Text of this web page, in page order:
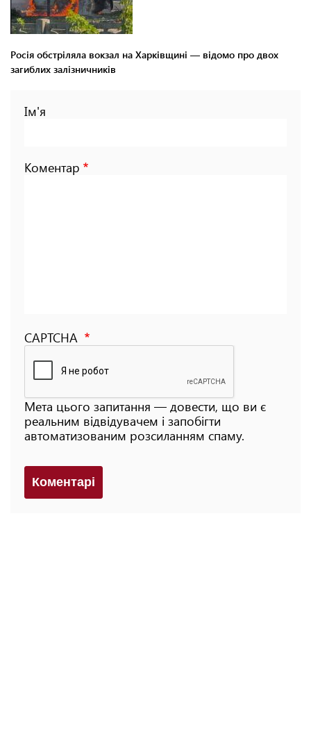
Росія обстріляла вокзал на Харківщині — відомо про двох
загиблих залізничників
Ім'я
Коментар
CAPTCHA
Мета цього запитання — довести, що ви є
реальним відвідувачем і запобігти
автоматизованим розсиланням спаму.
Коментарi